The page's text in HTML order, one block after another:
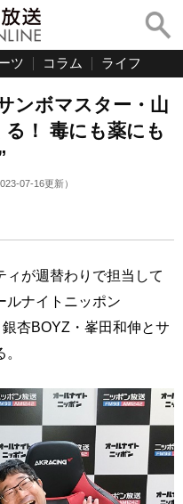
ツ コラム ライフ
ンボマスター・山
！ 毒にも薬にも
07-16更新）
が週替わりで担当して
ルナイトニッポン
杏BOYZ・峯田和伸とサ